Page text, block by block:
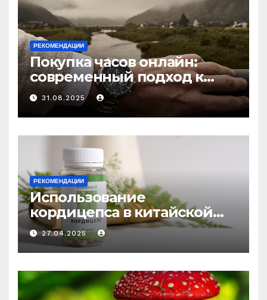
РЕКОМЕНДАЦИИ
Покупка часов онлайн:
современный подход к
выбору аксессуаров
31.08.2025
РЕКОМЕНДАЦИИ
Использование
кордицепса в китайской
медицине: природное
средство против усталости
и истощения
27.04.2025